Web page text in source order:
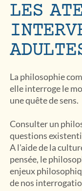
LES
La philosophie
elle interroge le
une quête de sens.
Consulter un
questions
A l'aide de la
pensée, le
enjeux
de nos